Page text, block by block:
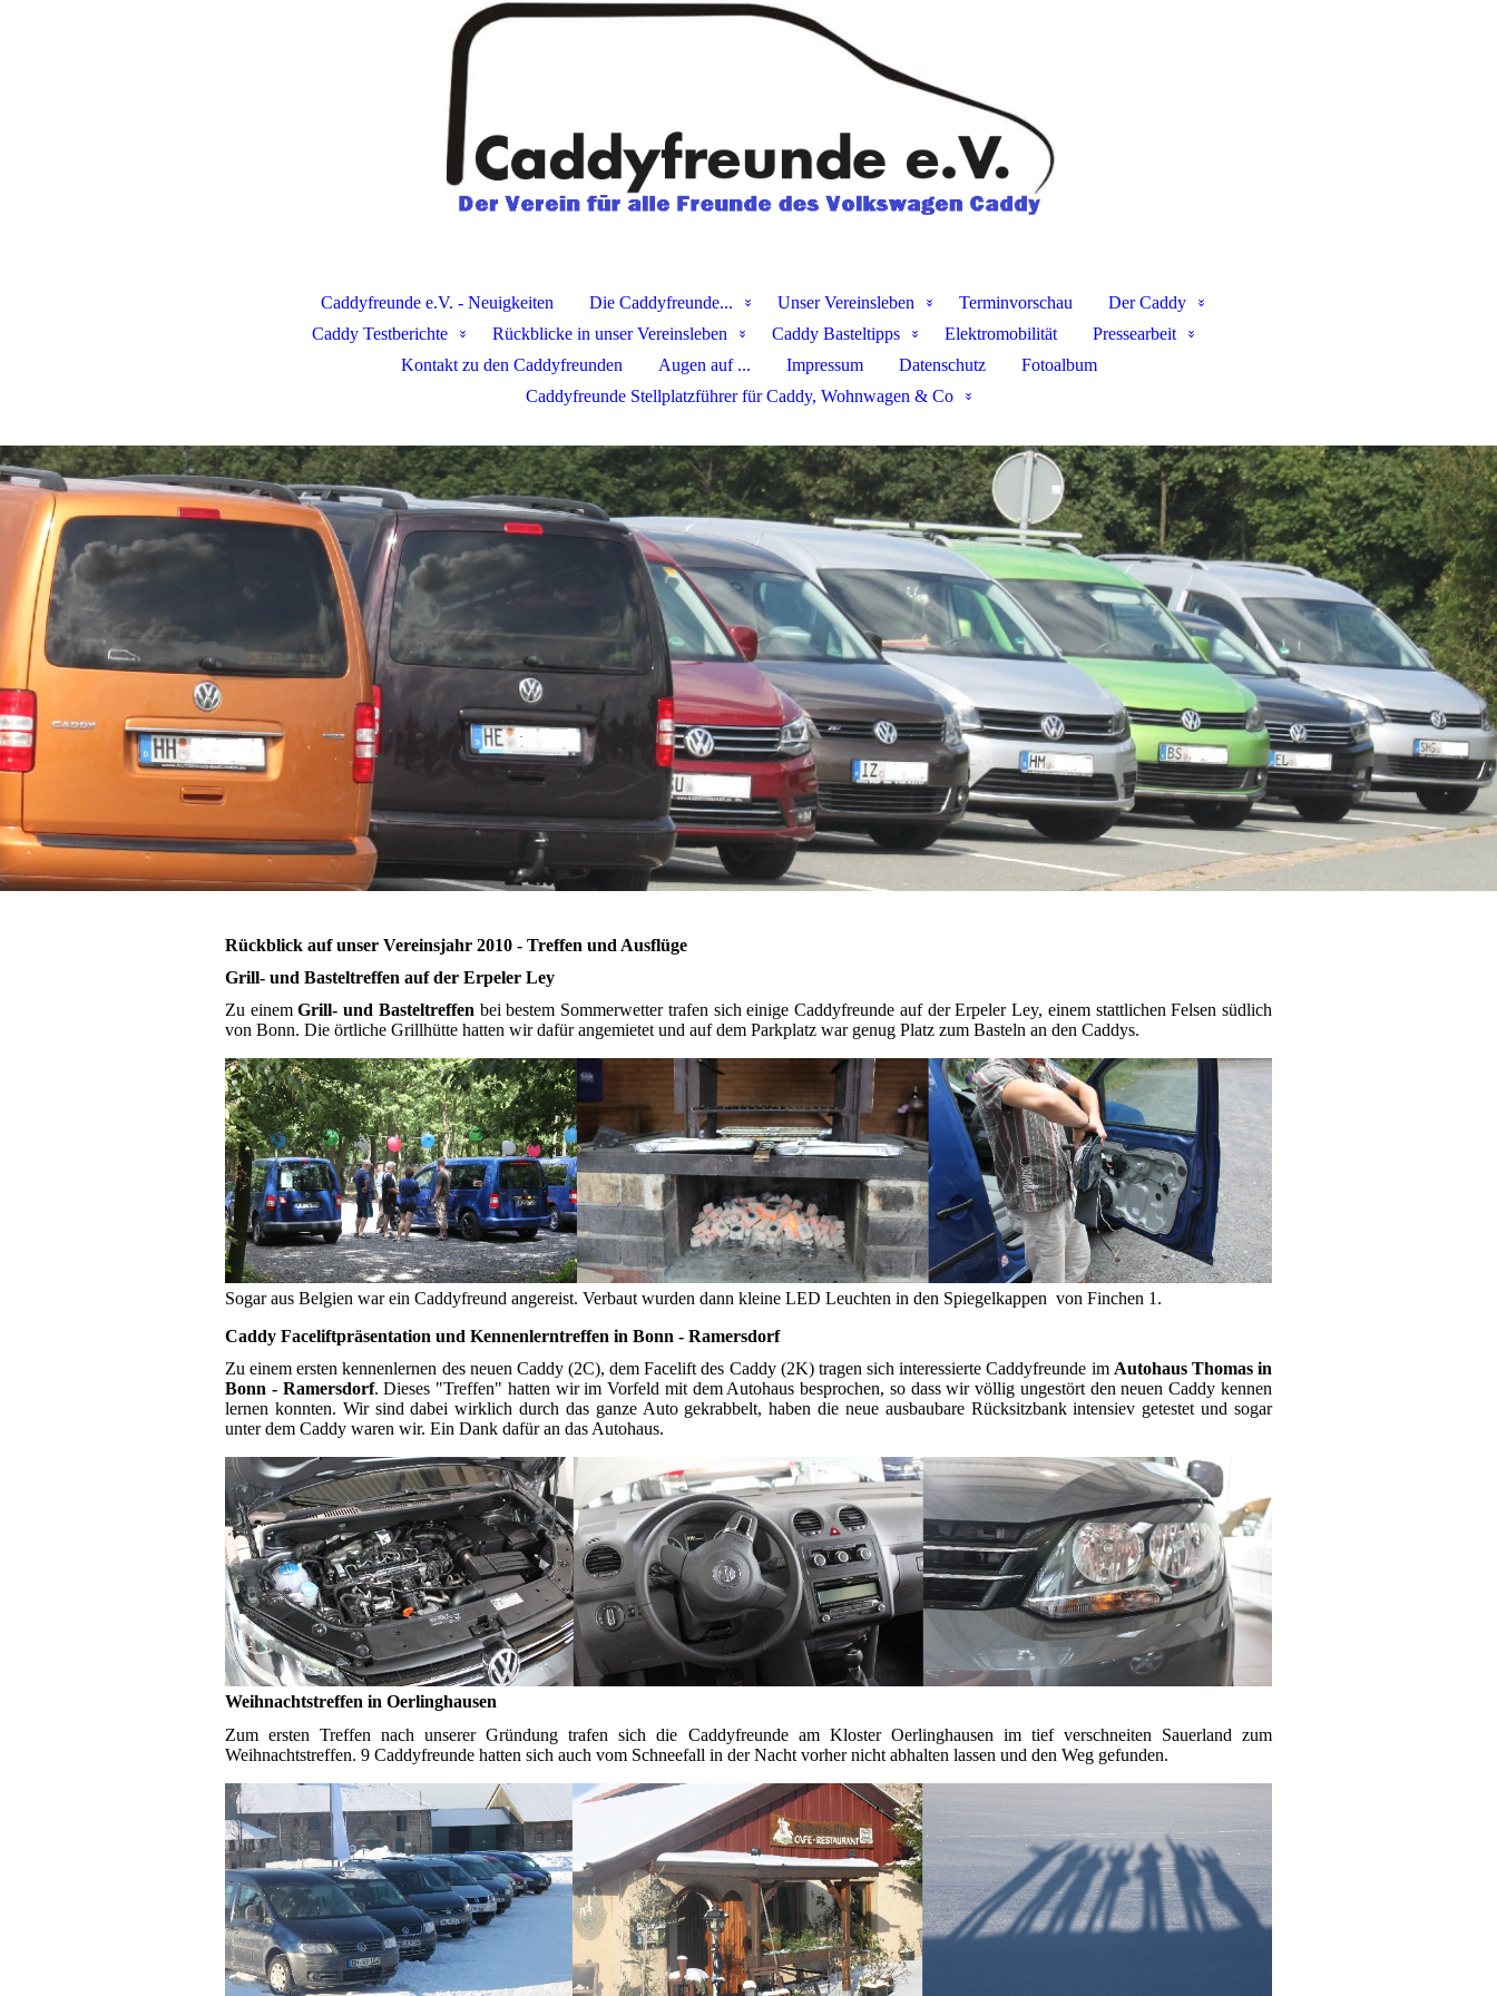
Caddyfreunde e.V. - Neuigkeiten Die Caddyfreunde... Unser Vereinsleben Terminvorschau
Der Caddy
Caddy Testberichte
Rückblicke in unser Vereinsleben Caddy Basteltipps Elektromobilität
Pressearbeit
Kontakt zu den Caddyfreunden
Augen auf ... Impressum Datenschutz
Fotoalbum
Caddyfreunde Stellplatzführer für Caddy, Wohnwagen & Co
Rückblick auf unser Vereinsjahr 2010 - Treffen und Ausflüge
Grill- und Basteltreffen auf der Erpeler Ley
Zu einemGrill- und Basteltreffen bei bestem Sommerwetter trafen sich einige Caddyfreunde auf der Erpeler Ley, einem stattlichen Felsen südlich
von Bonn. Die örtliche Grillhütte hatten wir dafür angemietet und auf dem Parkplatz war genug Platz zum Basteln an den Caddys.
Sogar aus Belgien war ein Caddyfreund angereist. Verbaut wurden dann kleine LED Leuchten in den Spiegelkappen von Finchen 1.
Caddy Faceliftpräsentation und Kennenlerntreffen in Bonn - Ramersdorf
Zu einem ersten kennenlernen des neuen Caddy (2C), dem Facelift des Caddy (2K) tragen sich interessierte Caddyfreunde im Autohaus Thomas in
Bonn - Ramersdorf. Dieses "Treffen" hatten wir im Vorfeld mit dem Autohaus besprochen, so dass wir völlig ungestört den neuen Caddy kennen
lernen konnten. Wir sind dabei wirklich durch das ganze Auto gekrabbelt, haben die neue ausbaubare Rücksitzbank intensiev getestet und sogar
unter dem Caddy waren wir. Ein Dank dafür an das Autohaus.
Weihnachtstreffen in Oerlinghausen
Zum ersten Treffen nach unserer Gründung trafen sich die Caddyfreunde am Kloster Oerlinghausen im tief verschneiten Sauerland zum
Weihnachtstreffen. 9 Caddyfreunde hatten sich auch vom Schneefall in der Nacht vorher nicht abhalten lassen und den Weg gefunden.